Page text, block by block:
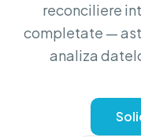
reconciliere
completate —
analiza